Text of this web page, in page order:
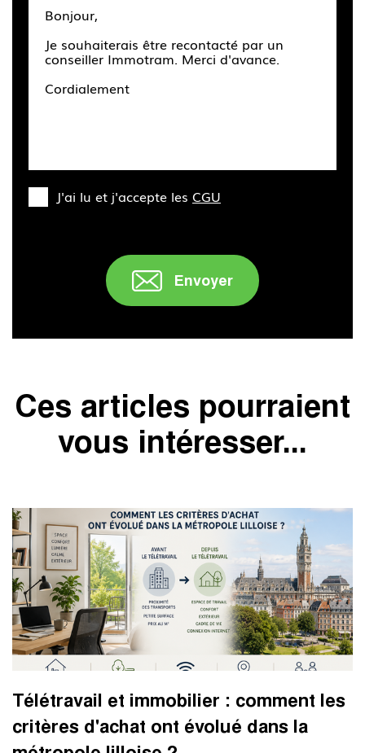
J'ai lu et j'accepte les CGU
Envoyer
Ces articles pourraient
vous intéresser...
Télétravail et immobilier : comment les
critères d'achat ont évolué dans la